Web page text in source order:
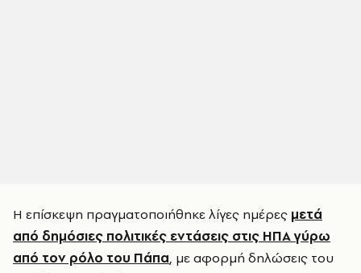
Η επίσκεψη πραγματοποιήθηκε λίγες ημέρες μετά
από δημόσιες πολιτικές εντάσεις στις ΗΠΑ γύρω
από τον ρόλο του Πάπα, με αφορμή δηλώσεις του